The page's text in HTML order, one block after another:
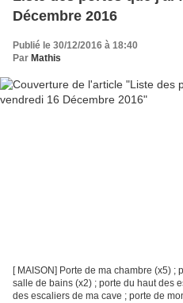
Décembre 2016
Publié le 30/12/2016 à 18:40
Par Mathis
[ MAISON] Porte de ma chambre (x5)
salle de bains (x2) ; porte du haut des
des escaliers de ma cave ; porte de